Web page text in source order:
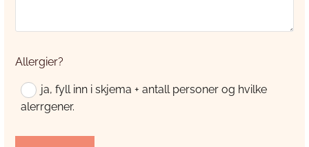
Allergier?
ja, fyll inn i skjema + antall personer og hvilke
alerrgener.